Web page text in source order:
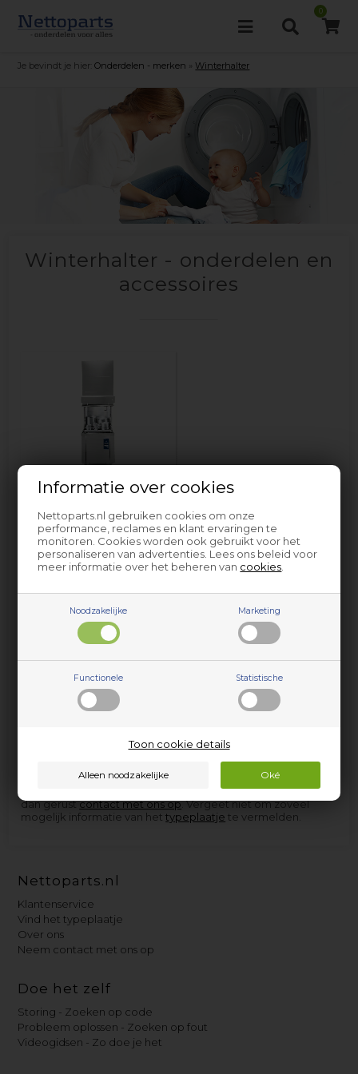
Informatie over cookies
Nettoparts.nl gebruiken cookies om onze
performance, reclames en klant ervaringen te
monitoren. Cookies worden ook gebruikt voor het
personaliseren van advertenties. Lees ons beleid voor
meer informatie over het beheren van cookies
Noodzakelijke Marketing
Functionele Statistische
Toon cookie details
0
Je bevindt je hier: Onderdelen - merken Winterhalter
Winterhalter - onderdelen en
accessoires
Professionele vaatwasser
Onderdelen en accessoires voor huishoudelijke apparaten
van Winterhalter vindt u bij Nettoparts. We hebben een
gigantische selectie reserveonderdelen voor vrijwel alle
gevallen zo snel aanschaffen dat u niet langer dan een paar
Als u hulp nodig heeft bij het vinden van het juiste
reserveonderdeel voor uw Winterhalter-apparaat, neem
dan gerustcontact met ons op. Vergeet niet om zoveel
mogelijk informatie van hettypeplaatje te vermelden.
Nettoparts.nl
Klantenservice
Vind het typeplaatje
Over ons
Neem contact met ons op
Doe het zelf
Storing - Zoeken op code
Probleem oplossen - Zoeken op fout
Videogidsen - Zo doe je het